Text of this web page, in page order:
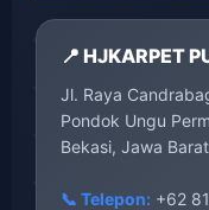
📍 HJKARPET
Jl. Raya
Pondok Ungu
Bekasi, Jawa
📞 Telepon: +62